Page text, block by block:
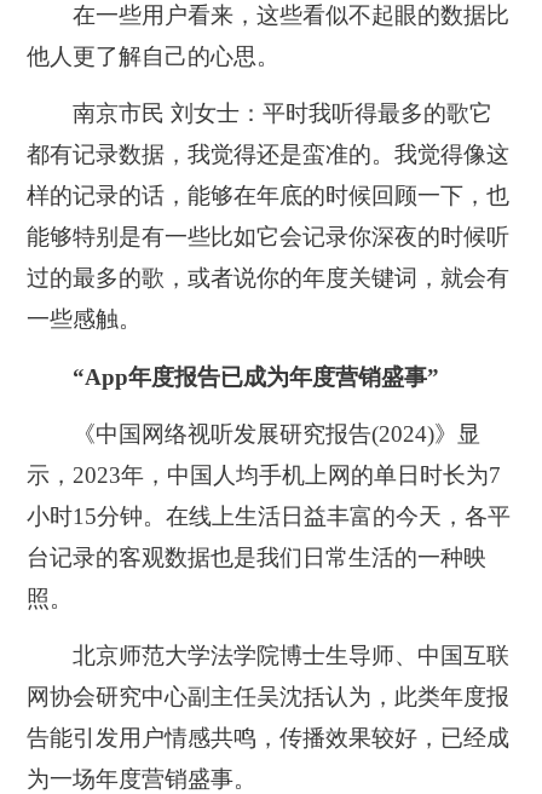
在一些用户看来，这些看似不起眼的数据比
他人更了解自己的心思。
南京市民 刘女士：平时我听得最多的歌它
都有记录数据，我觉得还是蛮准的。我觉得像这
样的记录的话，能够在年底的时候回顾一下，也
能够特别是有一些比如它会记录你深夜的时候听
过的最多的歌，或者说你的年度关键词，就会有
一些感触。
“App年度报告已成为年度营销盛事”
《中国网络视听发展研究报告(2024)》显
示，2023年，中国人均手机上网的单日时长为7
小时15分钟。在线上生活日益丰富的今天，各平
台记录的客观数据也是我们日常生活的一种映
照。
北京师范大学法学院博士生导师、中国互联
网协会研究中心副主任吴沈括认为，此类年度报
告能引发用户情感共鸣，传播效果较好，已经成
为一场年度营销盛事。